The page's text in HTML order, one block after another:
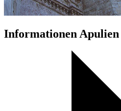
Informationen Apulien